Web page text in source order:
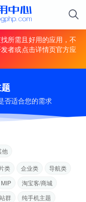
所需且好用的应用，不
者或点击详情页官方应
否适合您的需求
他
类 企业类
导航类
MIP
淘宝客/商城
站群
纯手机主题